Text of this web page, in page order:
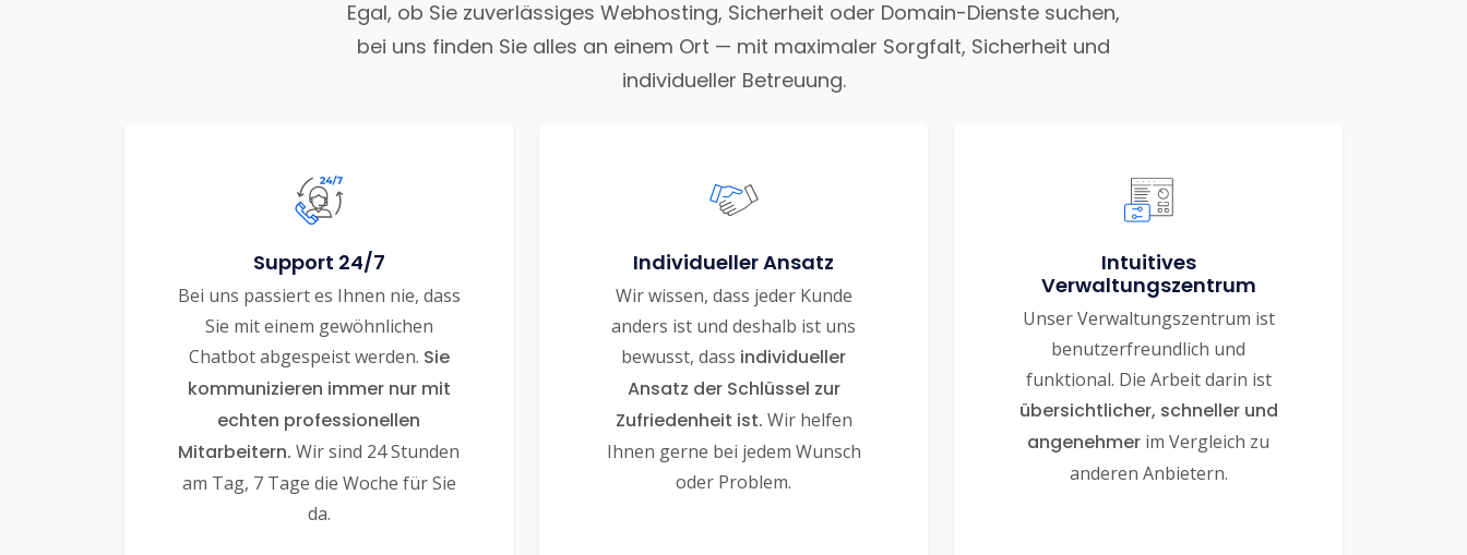
Egal, ob Sie zuverlässiges Webhosting, Sicherheit oder Domain-Dienste suchen,
bei uns finden Sie alles an einem Ort — mit maximaler Sorgfalt, Sicherheit und
individueller Betreuung.
Support 24/7
Bei uns passiert es Ihnen nie, dass
Sie mit einem gewöhnlichen
Chatbot abgespeist werden. Sie
kommunizieren immer nur mit
echten professionellen
Mitarbeitern. Wir sind 24 Stunden
am Tag, 7 Tage die Woche für Sie
da.
Individueller Ansatz
Wir wissen, dass jeder Kunde
anders ist und deshalb ist uns
bewusst, dass individueller
Ansatz der Schlüssel zur
Zufriedenheit ist. Wir helfen
Ihnen gerne bei jedem Wunsch
oder Problem.
Intuitives
Verwaltungszentrum
Unser Verwaltungszentrum ist
benutzerfreundlich und
funktional. Die Arbeit darin ist
übersichtlicher, schneller und
angenehmer im Vergleich zu
anderen Anbietern.